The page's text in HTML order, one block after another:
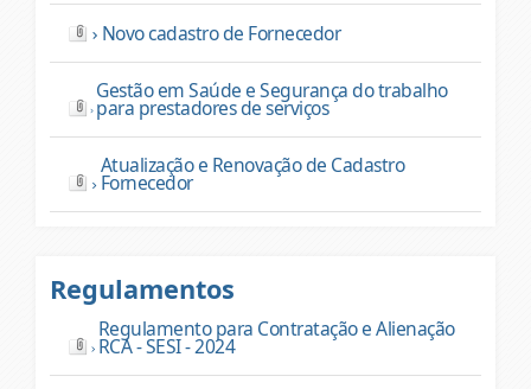
Novo cadastro de Fornecedor
Gestão em Saúde e Segurança do trabalho
para prestadores de serviços
Atualização e Renovação de Cadastro
Fornecedor
Regulamentos
Regulamento para Contratação e Alienação
RCA - SESI - 2024